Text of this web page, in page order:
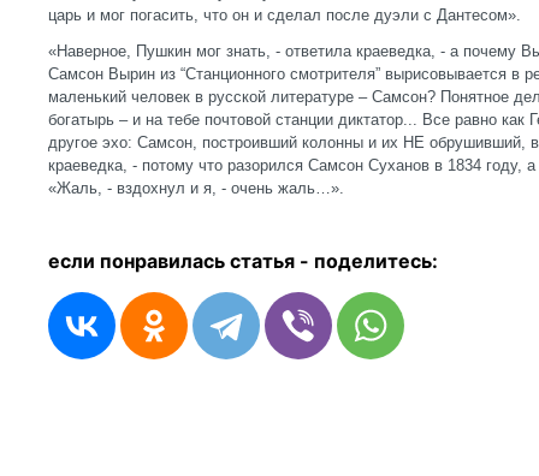
царь и мог погасить, что он и сделал после дуэли с Дантесом».
«Наверное, Пушкин мог знать, - ответила краеведка, - а почему
Самсон Вырин из “Станционного смотрителя” вырисовывается в
маленький человек в русской литературе – Самсон? Понятное
богатырь – и на тебе почтовой станции диктатор... Все равно
другое эхо: Самсон, построивший колонны и их НЕ обрушивший,
краеведка, - потому что разорился Самсон Суханов в 1834 году,
«Жаль, - вздохнул и я, - очень жаль…».
если понравилась статья - поделитесь: